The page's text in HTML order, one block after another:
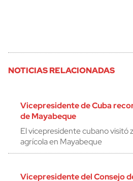
NOTICIAS RELACIONADAS
Vicepresidente de Cuba
de Mayabeque
El vicepresidente cubano visitó
agrícola en Mayabeque
Vicepresidente del Consejo